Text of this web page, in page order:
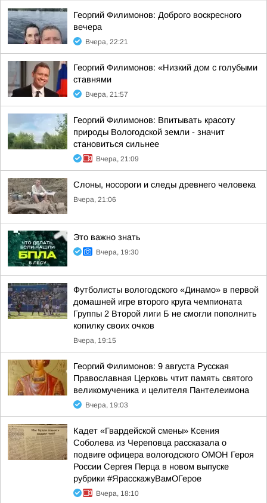
Георгий Филимонов: Доброго воскресного
вечера
Вчера, 22:21
Георгий Филимонов: «Низкий дом с голубыми
ставнями
Вчера, 21:57
Георгий Филимонов: Впитывать красоту
природы Вологодской земли - значит
становиться сильнее
Вчера, 21:09
Слоны, носороги и следы древнего человека
Вчера, 21:06
Это важно знать
Вчера, 19:30
Футболисты вологодского «Динамо» в первой
домашней игре второго круга чемпионата
Группы 2 Второй лиги Б не смогли пополнить
копилку своих очков
Вчера, 19:15
Георгий Филимонов: 9 августа Русская
Православная Церковь чтит память святого
великомученика и целителя Пантелеимона
Вчера, 19:03
Кадет «Гвардейской смены» Ксения
Соболева из Череповца рассказала о
подвиге офицера вологодского ОМОН Героя
России Сергея Перца в новом выпуске
рубрики #ЯрасскажуВамОГерое
Вчера, 18:10